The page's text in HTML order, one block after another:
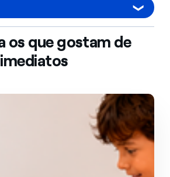
os que gostam de